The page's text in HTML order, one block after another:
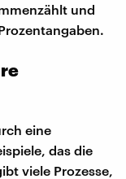
und
eine
das die
viele Prozesse,